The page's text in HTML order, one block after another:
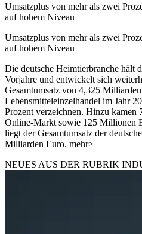
Umsatzplus von mehr als zwei
auf hohem Niveau
Umsatzplus von mehr als zwei
auf hohem Niveau
Die deutsche Heimtierbranche hält
Vorjahre und entwickelt sich
Gesamtumsatz von 4,325
Lebensmitteleinzelhandel im Jahr
Prozent verzeichnen. Hinzu
Online-Markt sowie 125 Millionen
liegt der Gesamtumsatz der
Milliarden Euro. mehr>
NEUES AUS DER RUBRIK